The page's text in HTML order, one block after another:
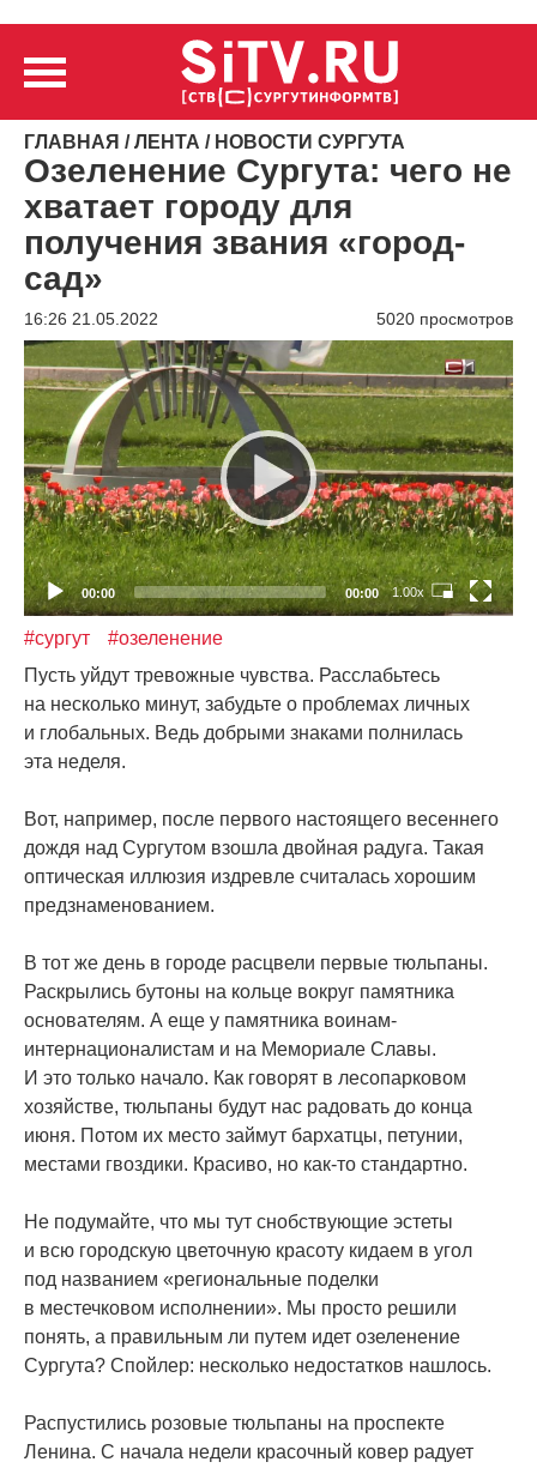
ГЛАВНАЯ /ЛЕНТА / НОВОСТИ СУРГУТА
Озеленение Сургута: чего не
хватает городу для
получения звания «город-
сад»
16:26 21.05.2022 5020 просмотров
Видеоплеер
00:00 00:00 1.00x
#сургут
#озеленение
Пусть уйдут тревожные чувства. Расслабьтесь
на несколько минут, забудьте о проблемах личных
и глобальных. Ведь добрыми знаками полнилась
эта неделя.
Вот, например, после первого настоящего весеннего
дождя над Сургутом взошла двойная радуга. Такая
оптическая иллюзия издревле считалась хорошим
предзнаменованием.
В тот же день в городе расцвели первые тюльпаны.
Раскрылись бутоны на кольце вокруг памятника
основателям. А еще у памятника воинам-
интернационалистам и на Мемориале Славы.
И это только начало. Как говорят в лесопарковом
хозяйстве, тюльпаны будут нас радовать до конца
июня. Потом их место займут бархатцы, петунии,
местами гвоздики. Красиво, но как-то стандартно.
Не подумайте, что мы тут снобствующие эстеты
и всю городскую цветочную красоту кидаем в угол
под названием «региональные поделки
в местечковом исполнении». Мы просто решили
понять, а правильным ли путем идет озеленение
Сургута? Спойлер: несколько недостатков нашлось.
Распустились розовые тюльпаны на проспекте
Ленина. С начала недели красочный ковер радует